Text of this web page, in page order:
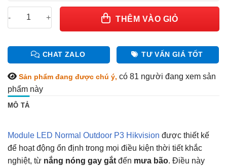
Module LED Normal Outdoor P3 Hikvision Chính hãng số
THÊM VÀO GIỎ
CHAT ZALO TƯ VẤN GIÁ TỐT
Sản phẩm đang được chú ý, có 81 người đang xem sản
phẩm này
MÔ TẢ
Module LED Normal Outdoor P3 Hikvision được thiết kế
để hoạt động ổn định trong mọi điều kiện thời tiết khắc
nghiệt, từ nắng nóng gay gắt đến mưa bão. Điều này